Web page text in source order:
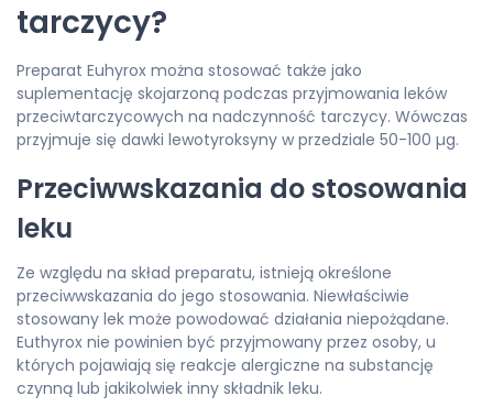
tarczycy?
Preparat Euhyrox można stosować także jako
suplementację skojarzoną podczas przyjmowania leków
przeciwtarczycowych na nadczynność tarczycy. Wówczas
przyjmuje się dawki lewotyroksyny w przedziale 50-100 µg.
Przeciwwskazania do stosowania
leku
Ze względu na skład preparatu, istnieją określone
przeciwwskazania do jego stosowania. Niewłaściwie
stosowany lek może powodować działania niepożądane.
Euthyrox nie powinien być przyjmowany przez osoby, u
których pojawiają się reakcje alergiczne na substancję
czynną lub jakikolwiek inny składnik leku.